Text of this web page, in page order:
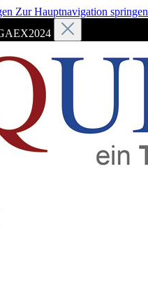
Zur Hauptnavigation springen